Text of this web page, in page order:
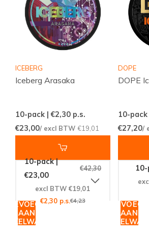
ICEBERG
Iceberg Arasaka
10-pack | €2,30 p.s.
€23,00/ excl BTW €19,01
10-pack |
€23,00
€42,30
excl BTW €19,01
€2,30 p.s.€4,23
TOEVOEGEN
AAN
DOPE
DOPE
10-pack
€27,20/
TOEVOEGEN
AAN